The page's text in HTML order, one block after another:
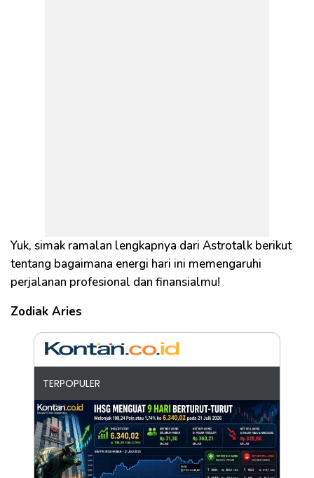
Yuk, simak ramalan lengkapnya dari Astrotalk berikut
tentang bagaimana energi hari ini memengaruhi
perjalanan profesional dan finansialmu!
Zodiak Aries
TERPOPULER